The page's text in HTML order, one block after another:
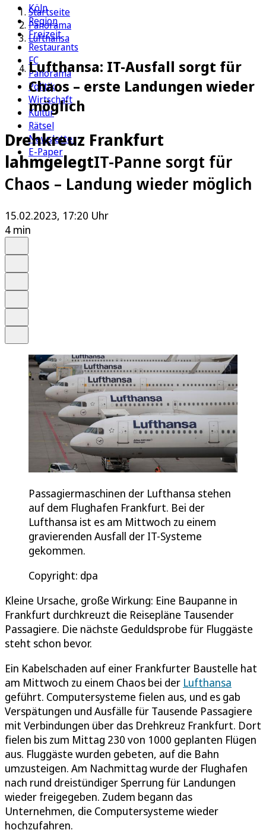
Köln
Region
Freizeit
Restaurants
FC
Panorama
Politik
Wirtschaft
Kultur
Rätsel
Newsletter
E-Paper
Startseite
Panorama
Lufthansa
Lufthansa: IT-Ausfall sorgt für
Chaos – erste Landungen wieder
möglich
Drehkreuz Frankfurt
lahmgelegtIT-Panne sorgt für
Chaos – Landung wieder möglich
15.02.2023, 17:20 Uhr
4 min
Passagiermaschinen der Lufthansa stehen
auf dem Flughafen Frankfurt. Bei der
Lufthansa ist es am Mittwoch zu einem
gravierenden Ausfall der IT-Systeme
gekommen.
Copyright: dpa
Kleine Ursache, große Wirkung: Eine Baupanne in
Frankfurt durchkreuzt die Reisepläne Tausender
Passagiere. Die nächste Geduldsprobe für Fluggäste
steht schon bevor.
Ein Kabelschaden auf einer Frankfurter Baustelle hat
am Mittwoch zu einem Chaos bei der Lufthansa
geführt. Computersysteme fielen aus, und es gab
Verspätungen und Ausfälle für Tausende Passagiere
mit Verbindungen über das Drehkreuz Frankfurt. Dort
fielen bis zum Mittag 230 von 1000 geplanten Flügen
aus. Fluggäste wurden gebeten, auf die Bahn
umzusteigen. Am Nachmittag wurde der Flughafen
nach rund dreistündiger Sperrung für Landungen
wieder freigegeben. Zudem begann das
Unternehmen, die Computersysteme wieder
hochzufahren.